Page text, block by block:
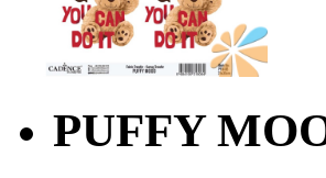
PUFFY